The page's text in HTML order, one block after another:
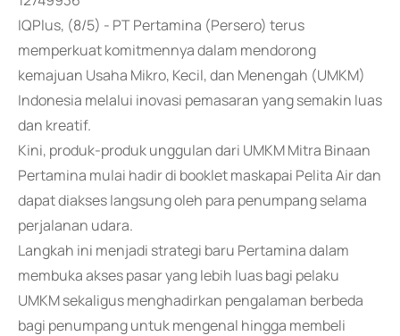
IQPlus, (8/5) - PT Pertamina (Persero) terus
memperkuat komitmennya dalam mendorong
kemajuan Usaha Mikro, Kecil, dan Menengah (UMKM)
Indonesia melalui inovasi pemasaran yang semakin luas
dan kreatif.
Kini, produk-produk unggulan dari UMKM Mitra Binaan
Pertamina mulai hadir di booklet maskapai Pelita Air dan
dapat diakses langsung oleh para penumpang selama
perjalanan udara.
Langkah ini menjadi strategi baru Pertamina dalam
membuka akses pasar yang lebih luas bagi pelaku
UMKM sekaligus menghadirkan pengalaman berbeda
bagi penumpang untuk mengenal hingga membeli